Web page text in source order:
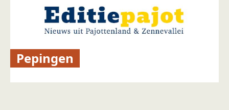
Pepingen